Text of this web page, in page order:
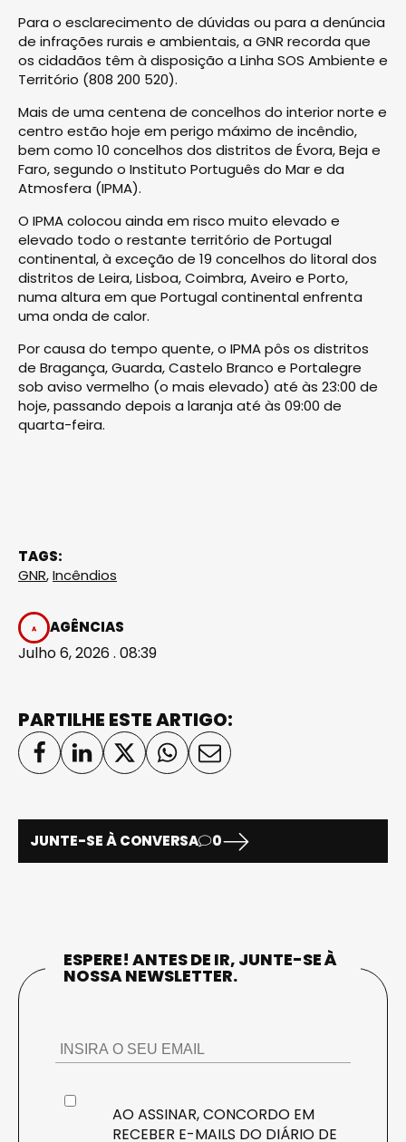
Para o esclarecimento de dúvidas ou para a denúncia
de infrações rurais e ambientais, a GNR recorda que
os cidadãos têm à disposição a Linha SOS Ambiente e
Território (808 200 520).
Mais de uma centena de concelhos do interior norte e
centro estão hoje em perigo máximo de incêndio,
bem como 10 concelhos dos distritos de Évora, Beja e
Faro, segundo o Instituto Português do Mar e da
Atmosfera (IPMA).
O IPMA colocou ainda em risco muito elevado e
elevado todo o restante território de Portugal
continental, à exceção de 19 concelhos do litoral dos
distritos de Leira, Lisboa, Coimbra, Aveiro e Porto,
numa altura em que Portugal continental enfrenta
uma onda de calor.
Por causa do tempo quente, o IPMA pôs os distritos
de Bragança, Guarda, Castelo Branco e Portalegre
sob aviso vermelho (o mais elevado) até às 23:00 de
hoje, passando depois a laranja até às 09:00 de
quarta-feira.
TAGS:
GNR,Incêndios
AGÊNCIAS
Julho 6, 2026 . 08:39
PARTILHE ESTE ARTIGO:
JUNTE-SE À CONVERSA 0
ESPERE! ANTES DE IR, JUNTE-SE À
NOSSA NEWSLETTER.
AO ASSINAR, CONCORDO EM
RECEBER E-MAILS DO DIÁRIO DE